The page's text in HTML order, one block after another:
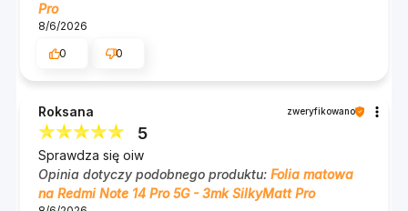
Pro
8/6/2026
0
0
Roksana zweryfikowano
5
Sprawdza się oiw
Opinia dotyczy podobnego produktu: Folia matowa
na Redmi Note 14 Pro 5G - 3mk SilkyMatt Pro